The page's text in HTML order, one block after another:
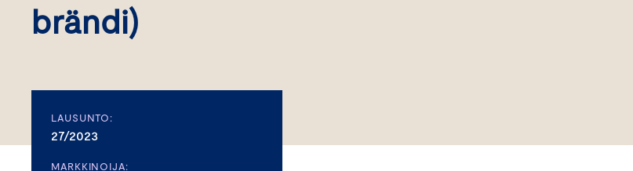
brändi)
LAUSUNTO:
27/2023
MARKKINOIJA: